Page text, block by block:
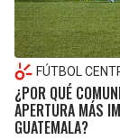
FÚTBOL
¿POR QUÉ
APERTURA MÁS
GUATEMALA?